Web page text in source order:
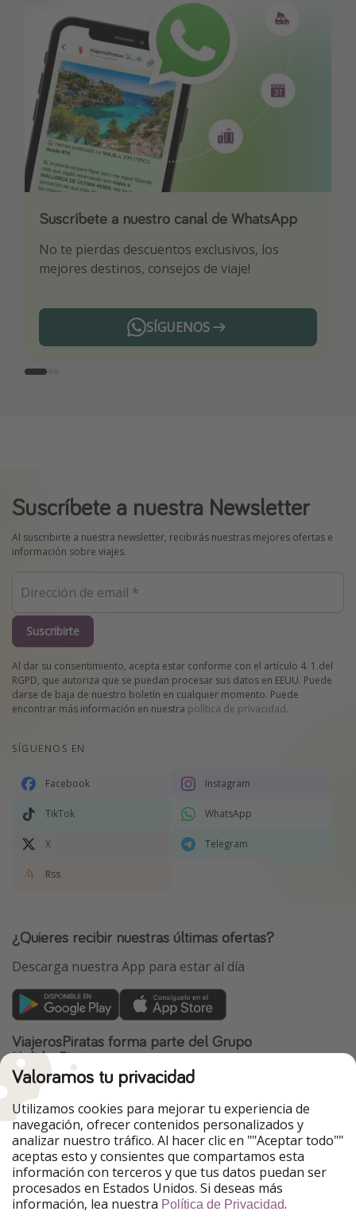
Suscríbete a nuestro canal de WhatsApp
No te pierdas descuentos exclusivos, los
mejores destinos, consejos de viaje!
SÍGUENOS
Descarga nuestra app
Sé el primero en reservar nuestros chollazos
¡Suscríbete a nuestro canal de Telegram!
¡Recibe las mejores ofertas seleccionadas para
ti por nuestros expertos en viajes
Telegram
Suscríbete a nuestra Newsletter
Al suscribirte a nuestra newsletter, recibirás nuestras mejores ofertas e
información sobre viajes.
Suscribirte
Al dar su consentimiento, acepta estar conforme con el artículo 4. 1.del
RGPD, que autoriza que se puedan procesar sus datos en EEUU. Puede
darse de baja de nuestro boletín en cualquier momento. Puede
encontrar más información en nuestra política de privacidad.
SÍGUENOS EN
Facebook Instagram
TikTok WhatsApp
X Telegram
Rss
¿Quieres recibir nuestras últimas ofertas?
Descarga nuestra App para estar al día
ViajerosPiratas forma parte del Grupo
HolidayPirates
Nuestros mercados
PiratinViaggio
HolidayPirates
VakantiePiraten
WakacyjniPiraci
VoyagesPirates
Ferienpiraten
Urlaubspiraten
Urlaubspiraten
TravelPirates
Nuestro grupo
Valoramos tu privacidad
Utilizamos cookies para mejorar tu experiencia de
navegación, ofrecer contenidos personalizados y
analizar nuestro tráfico. Al hacer clic en ""Aceptar todo""
aceptas esto y consientes que compartamos esta
información con terceros y que tus datos puedan ser
procesados en Estados Unidos. Si deseas más
información, lea nuestra Política de Privacidad.